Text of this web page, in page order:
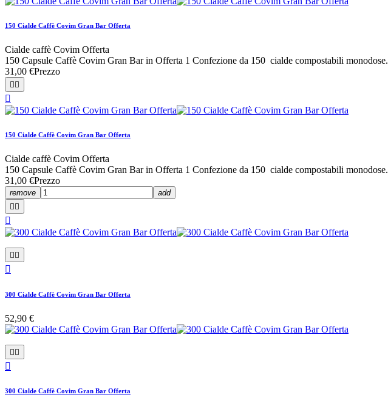
150 Cialde Caffè Covim Gran Bar Offerta
Cialde caffè Covim Offerta
150 Capsule Caffè Covim Gran Bar in Offerta 1 Confezione da 150 cialde compostabili monodose.
31,00 €Prezzo


150 Cialde Caffè Covim Gran Bar Offerta
Cialde caffè Covim Offerta
150 Capsule Caffè Covim Gran Bar in Offerta 1 Confezione da 150 cialde compostabili monodose.
31,00 €Prezzo
remove
add




300 Cialde Caffè Covim Gran Bar Offerta
52,90 €


300 Cialde Caffè Covim Gran Bar Offerta